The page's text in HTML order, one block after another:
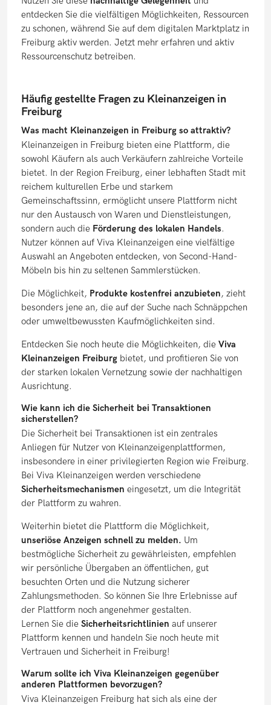
entdecken Sie die vielfältigen Möglichkeiten, Ressourcen
zu schonen, während Sie auf dem digitalen Marktplatz in
Freiburg aktiv werden. Jetzt mehr erfahren und aktiv
Ressourcenschutz betreiben.
Häufig gestellte Fragen zu Kleinanzeigen in
Freiburg
Was macht Kleinanzeigen in Freiburg so attraktiv?
Kleinanzeigen in Freiburg bieten eine Plattform, die
sowohl Käufern als auch Verkäufern zahlreiche Vorteile
bietet. In der Region Freiburg, einer lebhaften Stadt mit
reichem kulturellen Erbe und starkem
Gemeinschaftssinn, ermöglicht unsere Plattform nicht
nur den Austausch von Waren und Dienstleistungen,
sondern auch die Förderung des lokalen Handels.
Nutzer können auf Viva Kleinanzeigen eine vielfältige
Auswahl an Angeboten entdecken, von Second-Hand-
Möbeln bis hin zu seltenen Sammlerstücken.
Die Möglichkeit, Produkte kostenfrei anzubieten, zieht
besonders jene an, die auf der Suche nach Schnäppchen
oder umweltbewussten Kaufmöglichkeiten sind.
Entdecken Sie noch heute die Möglichkeiten, die Viva
Kleinanzeigen Freiburgbietet, und profitieren Sie von
der starken lokalen Vernetzung sowie der nachhaltigen
Ausrichtung.
Wie kann ich die Sicherheit bei Transaktionen
sicherstellen?
Die Sicherheit bei Transaktionen ist ein zentrales
Anliegen für Nutzer von Kleinanzeigenplattformen,
insbesondere in einer privilegierten Region wie Freiburg.
Bei Viva Kleinanzeigen werden verschiedene
Sicherheitsmechanismen eingesetzt, um die Integrität
der Plattform zu wahren.
Weiterhin bietet die Plattform die Möglichkeit,
unseriöse Anzeigen schnell zu melden. Um
bestmögliche Sicherheit zu gewährleisten, empfehlen
wir persönliche Übergaben an öffentlichen, gut
besuchten Orten und die Nutzung sicherer
Zahlungsmethoden. So können Sie Ihre Erlebnisse auf
der Plattform noch angenehmer gestalten.
Lernen Sie die Sicherheitsrichtlinien auf unserer
Plattform kennen und handeln Sie noch heute mit
Vertrauen und Sicherheit in Freiburg!
Warum sollte ich Viva Kleinanzeigen gegenüber
anderen Plattformen bevorzugen?
Viva Kleinanzeigen Freiburg hat sich als eine der